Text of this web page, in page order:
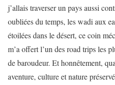
j’allais traverser un pays aussi
oubliées du temps, les wadi aux
étoilées dans le désert, ce coin
m’a offert l’un des road trips les
de baroudeur. Et honnêtement,
aventure, culture et nature